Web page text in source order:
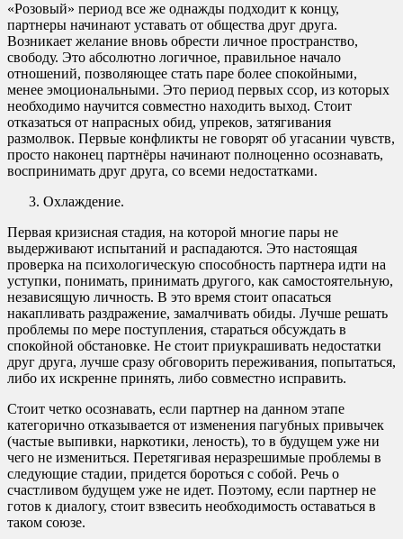
«Розовый» период все же однажды подходит к концу,
партнеры начинают уставать от общества друг друга.
Возникает желание вновь обрести личное пространство,
свободу. Это абсолютно логичное, правильное начало
отношений, позволяющее стать паре более спокойными,
менее эмоциональными. Это период первых ссор, из которых
необходимо научится совместно находить выход. Стоит
отказаться от напрасных обид, упреков, затягивания
размолвок. Первые конфликты не говорят об угасании чувств,
просто наконец партнёры начинают полноценно осознавать,
воспринимать друг друга, со всеми недостатками.
Охлаждение.
Первая кризисная стадия, на которой многие пары не
выдерживают испытаний и распадаются. Это настоящая
проверка на психологическую способность партнера идти на
уступки, понимать, принимать другого, как самостоятельную,
независящую личность. В это время стоит опасаться
накапливать раздражение, замалчивать обиды. Лучше решать
проблемы по мере поступления, стараться обсуждать в
спокойной обстановке. Не стоит приукрашивать недостатки
друг друга, лучше сразу обговорить переживания, попытаться,
либо их искренне принять, либо совместно исправить.
Стоит четко осознавать, если партнер на данном этапе
категорично отказывается от изменения пагубных привычек
(частые выпивки, наркотики, леность), то в будущем уже ни
чего не измениться. Перетягивая неразрешимые проблемы в
следующие стадии, придется бороться с собой. Речь о
счастливом будущем уже не идет. Поэтому, если партнер не
готов к диалогу, стоит взвесить необходимость оставаться в
таком союзе.